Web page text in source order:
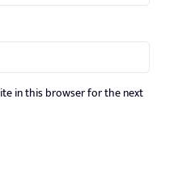
in this browser for the next